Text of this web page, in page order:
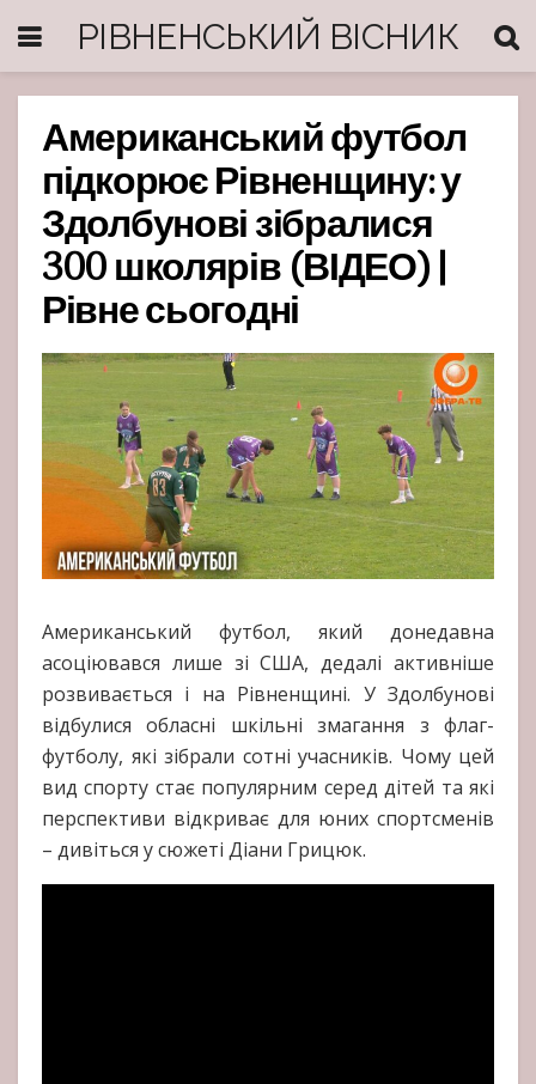
РІВНЕНСЬКИЙ ВІСНИК
Американський футбол
підкорює Рівненщину: у
Здолбунові зібралися
300 школярів (ВІДЕО) |
Рівне сьогодні
Американський футбол, який донедавна
асоціювався лише зі США, дедалі активніше
розвивається і на Рівненщині. У Здолбунові
відбулися обласні шкільні змагання з флаг-
футболу, які зібрали сотні учасників. Чому цей
вид спорту стає популярним серед дітей та які
перспективи відкриває для юних спортсменів
– дивіться у сюжеті Діани Грицюк.